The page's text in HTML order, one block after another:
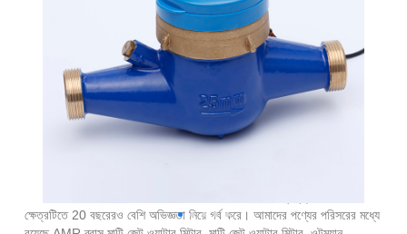
ক্ষেত্রটিতে 20 বছরেরও বেশি অভিজ্ঞতা নিয়ে গর্ব করে। আমাদের পণ্যের পরিসরের মধ্যে